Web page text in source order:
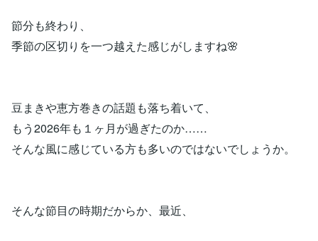
節分も終わり、
季節の区切りを一つ越えた感じがしますね🌸
豆まきや恵方巻きの話題も落ち着いて、
もう2026年も１ヶ月が過ぎたのか……
そんな風に感じている方も多いのではないでしょうか。
そんな節目の時期だからか、最近、